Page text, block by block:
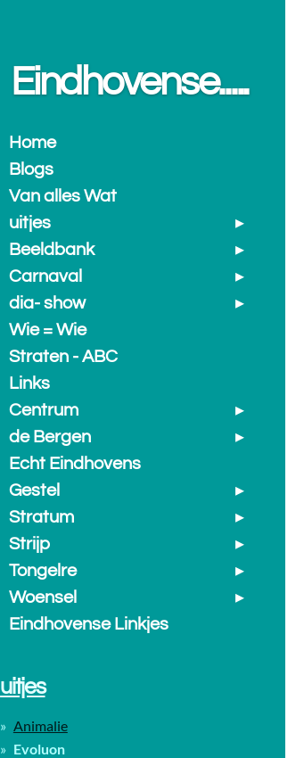
Eindhovense.....
Home
Blogs
Van alles Wat
uitjes
Beeldbank
Carnaval
dia- show
Wie = Wie
Straten - ABC
Links
Centrum
de Bergen
Echt Eindhovens
Gestel
Stratum
Strijp
Tongelre
Woensel
Eindhovense Linkjes
uitjes
Animalie
Evoluon